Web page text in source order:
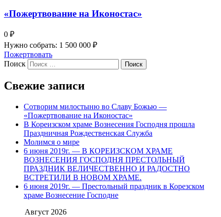
«Пожертвование на Иконостас»
0 ₽
Нужно собрать: 1 500 000 ₽
Пожертвовать
Поиск
Свежие записи
Сотворим милостыню во Славу Божью —
«Пожертвование на Иконостас»
В Кореизском храме Вознесения Господня прошла
Праздничная Рождественская Служба
Молимся о мире
6 июня 2019г. — В КОРЕИЗСКОМ ХРАМЕ
ВОЗНЕСЕНИЯ ГОСПОДНЯ ПРЕСТОЛЬНЫЙ
ПРАЗДНИК ВЕЛИЧЕСТВЕННО И РАДОСТНО
ВСТРЕТИЛИ В НОВОМ ХРАМЕ.
6 июня 2019г. — Престольный праздник в Корезском
храме Вознесение Господне
Август 2026